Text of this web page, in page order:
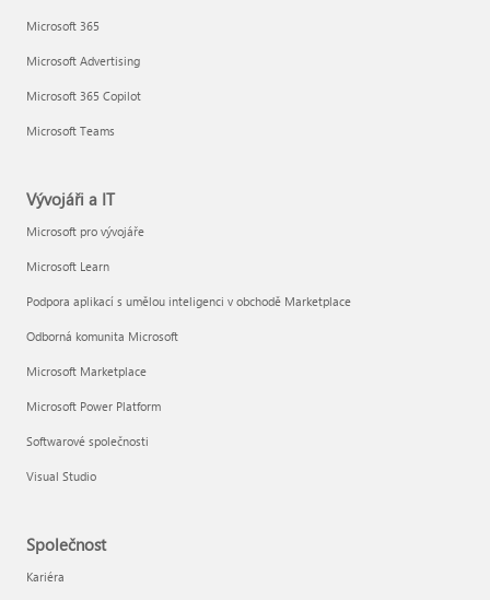
Microsoft 365
Microsoft Advertising
Microsoft 365 Copilot
Microsoft Teams
Vývojáři a IT
Microsoft pro vývojáře
Microsoft Learn
Podpora aplikací s umělou inteligenci v obchodě Marketplace
Odborná komunita Microsoft
Microsoft Marketplace
Microsoft Power Platform
Softwarové společnosti
Visual Studio
Společnost
Kariéra